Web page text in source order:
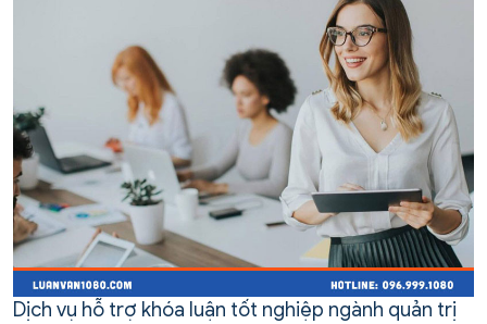
Dịch vụ hỗ trợ khóa luận tốt nghiệp ngành quản trị